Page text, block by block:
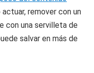
actuar, remover con un
con una servilleta de
salvar en más de